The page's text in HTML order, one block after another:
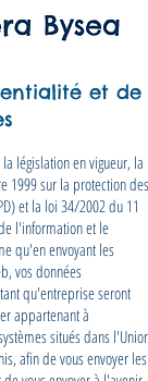
et de
législation en vigueur, la
1999 sur la protection des
et la loi 34/2002 du 11
l'information et le
qu'en envoyant les
vos données
qu'entreprise seront
appartenant à
situés dans l'Union
afin de vous envoyer les